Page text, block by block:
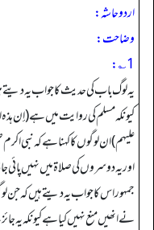
اردو حاشہ:
وضاحت:
1؎:
یہ لوگ باب کی حدیث کاجواب یہ دیتے
کیونکہ مسلم کی روایت میں ہے (إن هذه
عليهم) ان لوگوں کا کہنا ہے کہ نبی
اوریہ دوسروں کی صلاۃ میں نہیں پائی
جمہوراس کا جواب یہ دیتے ہیں کہ
نے انھیں منع نہیں کیا ہے کیونکہ